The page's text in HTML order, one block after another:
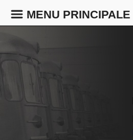
MENU PRINCIPALE